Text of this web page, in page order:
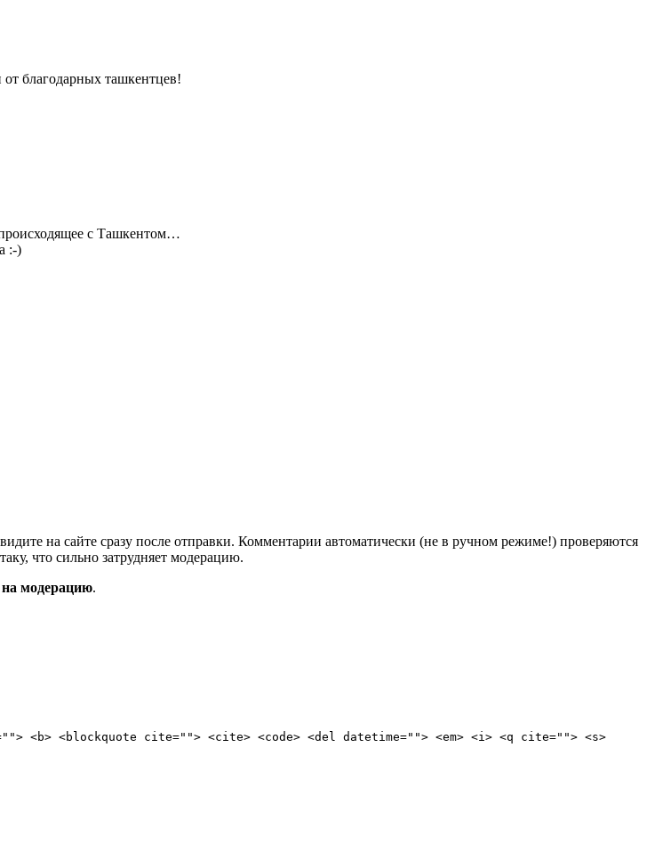
благодарных ташкентцев!
с Ташкентом…
:-)
на сайте сразу после отправки. Комментарии автоматически (не в ручном режиме!) проверяются
что сильно затрудняет модерацию.
на модерацию.
<blockquote cite=""> <cite> <code> <del datetime=""> <em> <i> <q cite=""> <s>